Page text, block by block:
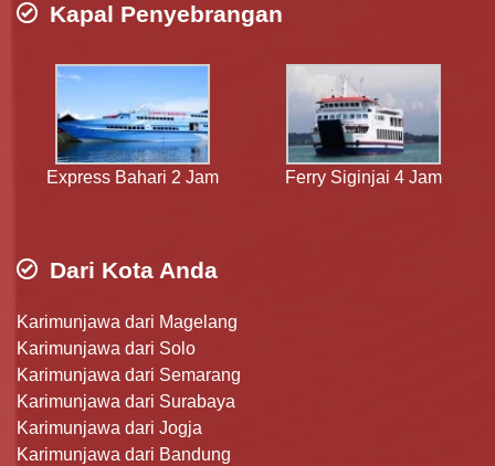
Kapal Penyebrangan
Express Bahari 2 Jam Ferry Siginjai 4 Jam
Dari Kota Anda
Karimunjawa dari Magelang
Karimunjawa dari Solo
Karimunjawa dari Semarang
Karimunjawa dari Surabaya
Karimunjawa dari Jogja
Karimunjawa dari Bandung